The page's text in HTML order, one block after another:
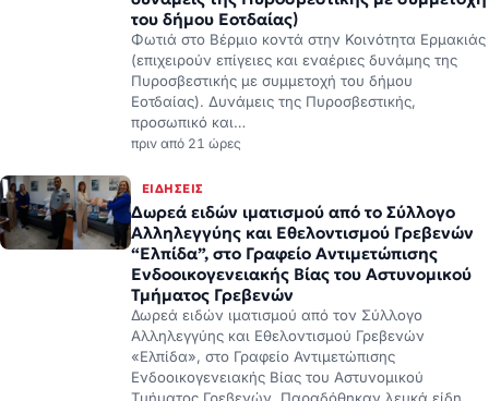
Πυροσβεστικής με συμμετοχή του δήμου
Εοτδαίας). Δυνάμεις της Πυροσβεστικής,
προσωπικό και…
πριν από 21 ώρες
ΕΙΔΉΣΕΙΣ
Δωρεά ειδών ιματισμού από το Σύλλογο
“Ελπίδα”, στο Γραφείο Αντιμετώπισης
Ενδοοικογενειακής Βίας του Αστυνομικού
Τμήματος Γρεβενών
Δωρεά ειδών ιματισμού από τον Σύλλογο
Αλληλεγγύης και Εθελοντισμού Γρεβενών
«Ελπίδα», στο Γραφείο Αντιμετώπισης
Ενδοοικογενειακής Βίας του Αστυνομικού
Τμήματος Γρεβενών. Παραδόθηκαν λευκά είδη
(σεντόνια,…
πριν από 23 ώρες